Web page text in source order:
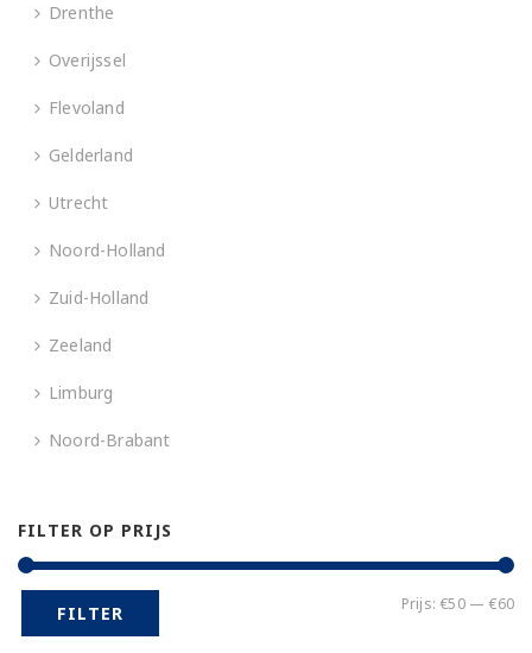
Drenthe
Overijssel
Flevoland
Gelderland
Utrecht
Noord-Holland
Zuid-Holland
Zeeland
Limburg
Noord-Brabant
FILTER OP PRIJS
FILTER Prijs:€50—€60